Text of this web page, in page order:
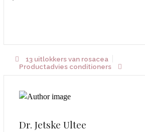
13 uitlokkers van rosacea
Productadvies conditioners
Dr. Jetske Ultee